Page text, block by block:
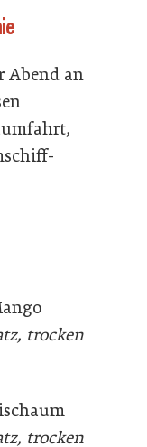
Abend an
trocken
trocken